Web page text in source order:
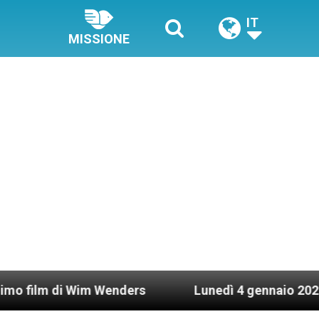
MISSIONE
IT
Wenders Lunedì 4 gennaio 2021: